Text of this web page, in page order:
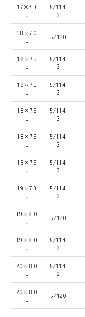
17×7.0
J
5/114.
3
18×7.0
J
5/120
18×7.5
J
5/114.
3
18×7.5
J
5/114.
3
18×7.5
J
5/114.
3
18×7.5
J
5/114.
3
18×7.5
J
5/114.
3
19×7.0
J
5/114.
3
19×8.0
J
5/120
19×8.0
J
5/114.
3
20×8.0
J
5/114.
3
20×8.0
J
5/120